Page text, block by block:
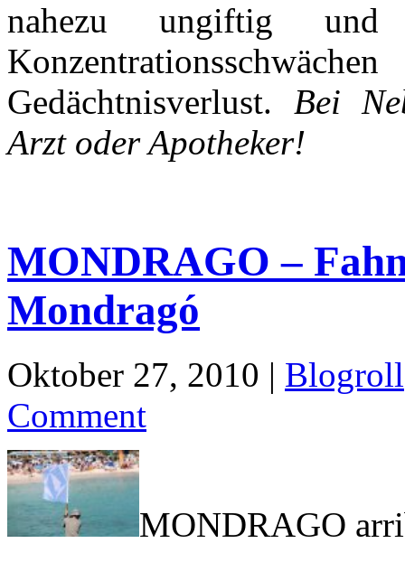
nahezu ungiftig
Gedächtnisverlust. Bei
Arzt oder Apotheker!
MONDRAGO –
Mondragó
Oktober 27, 2010 | Blogroll
Comment
MONDRAGO